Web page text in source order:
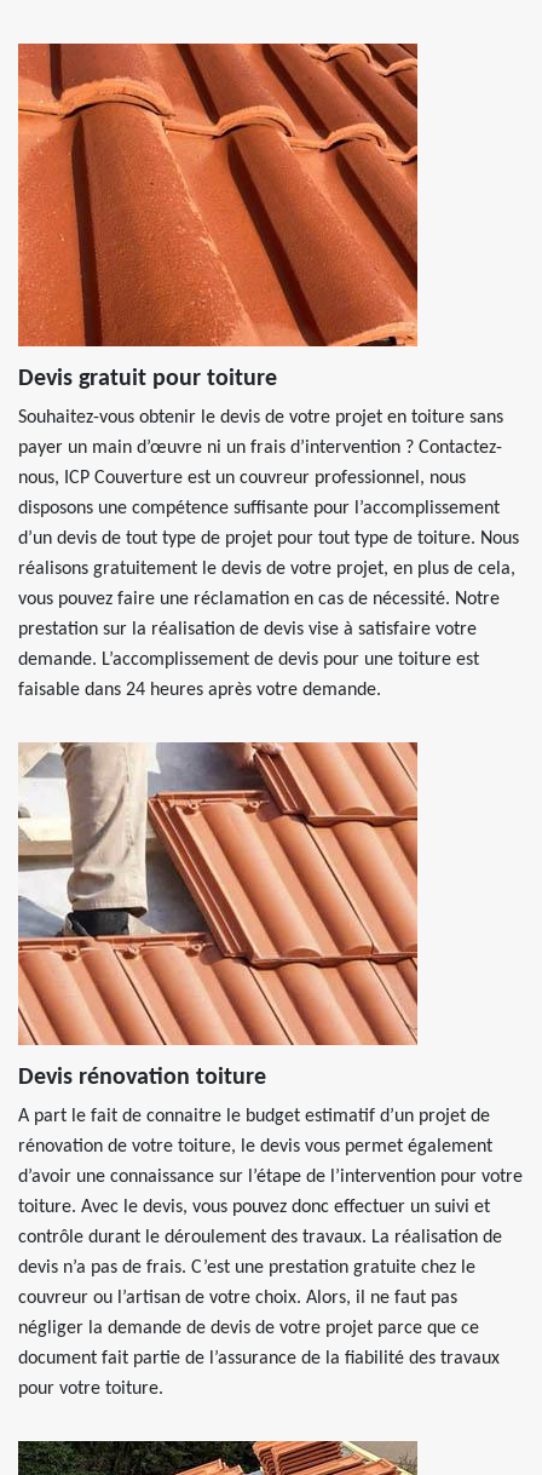
Devis gratuit pour toiture
Souhaitez-vous obtenir le devis de votre projet en toiture sans
payer un main d’œuvre ni un frais d’intervention ? Contactez-
nous, ICP Couverture est un couvreur professionnel, nous
disposons une compétence suffisante pour l’accomplissement
d’un devis de tout type de projet pour tout type de toiture. Nous
réalisons gratuitement le devis de votre projet, en plus de cela,
vous pouvez faire une réclamation en cas de nécessité. Notre
prestation sur la réalisation de devis vise à satisfaire votre
demande. L’accomplissement de devis pour une toiture est
faisable dans 24 heures après votre demande.
Devis rénovation toiture
A part le fait de connaitre le budget estimatif d’un projet de
rénovation de votre toiture, le devis vous permet également
d’avoir une connaissance sur l’étape de l’intervention pour votre
toiture. Avec le devis, vous pouvez donc effectuer un suivi et
contrôle durant le déroulement des travaux. La réalisation de
devis n’a pas de frais. C’est une prestation gratuite chez le
couvreur ou l’artisan de votre choix. Alors, il ne faut pas
négliger la demande de devis de votre projet parce que ce
document fait partie de l’assurance de la fiabilité des travaux
pour votre toiture.